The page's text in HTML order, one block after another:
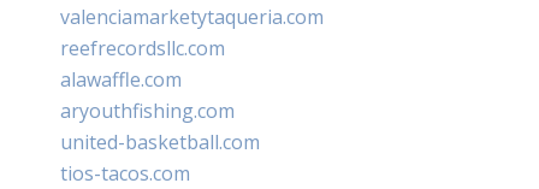
valenciamarketytaqueria.com
reefrecordsllc.com
alawaffle.com
aryouthfishing.com
united-basketball.com
tios-tacos.com